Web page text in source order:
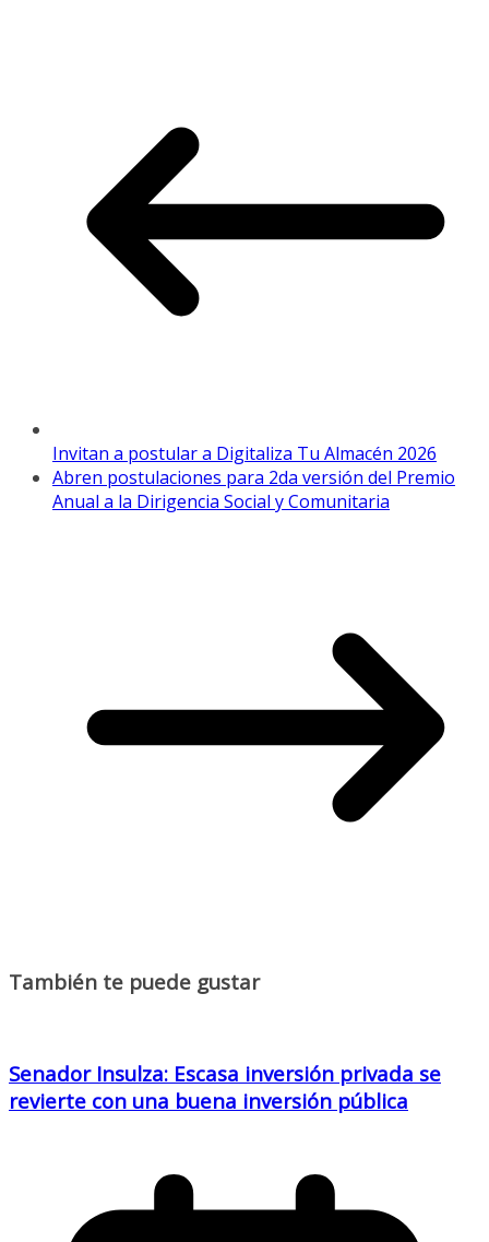
Invitan a postular a Digitaliza Tu Almacén 2026
Abren postulaciones para 2da versión del Premio
Anual a la Dirigencia Social y Comunitaria
También te puede gustar
Senador Insulza: Escasa inversión privada se
revierte con una buena inversión pública